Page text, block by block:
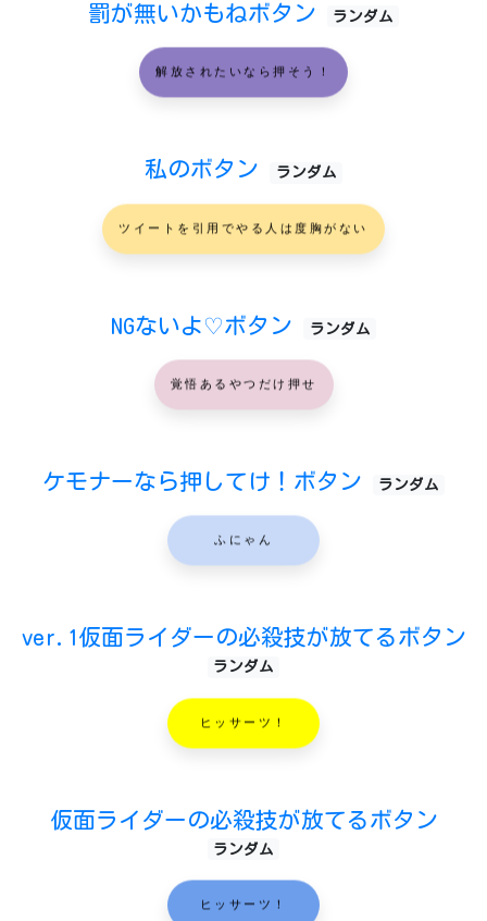
罰が無いかもねボタン ランダム
解放されたいなら押そう！
私のボタン ランダム
ツイートを引用でやる人は度胸がない
NGないよ♡ボタン ランダム
覚悟あるやつだけ押せ
ケモナーなら押してけ！ボタン ランダム
ふにゃん
ver.1仮面ライダーの必殺技が放てるボタン
ランダム
ヒッサーツ！
仮面ライダーの必殺技が放てるボタン
ランダム
ヒッサーツ！